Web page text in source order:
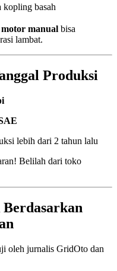
kopling basah
manual bisa
lambat.
Produksi
lebih dari 2 tahun lalu
Belilah dari toko
oleh jurnalis GridOto dan